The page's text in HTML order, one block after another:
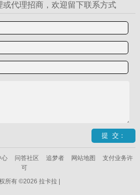
或代理招商，欢迎留下联系方式
心 问答社区 追梦者 网站地图
支付业务许
可
所有 ©2026 拉卡拉 |